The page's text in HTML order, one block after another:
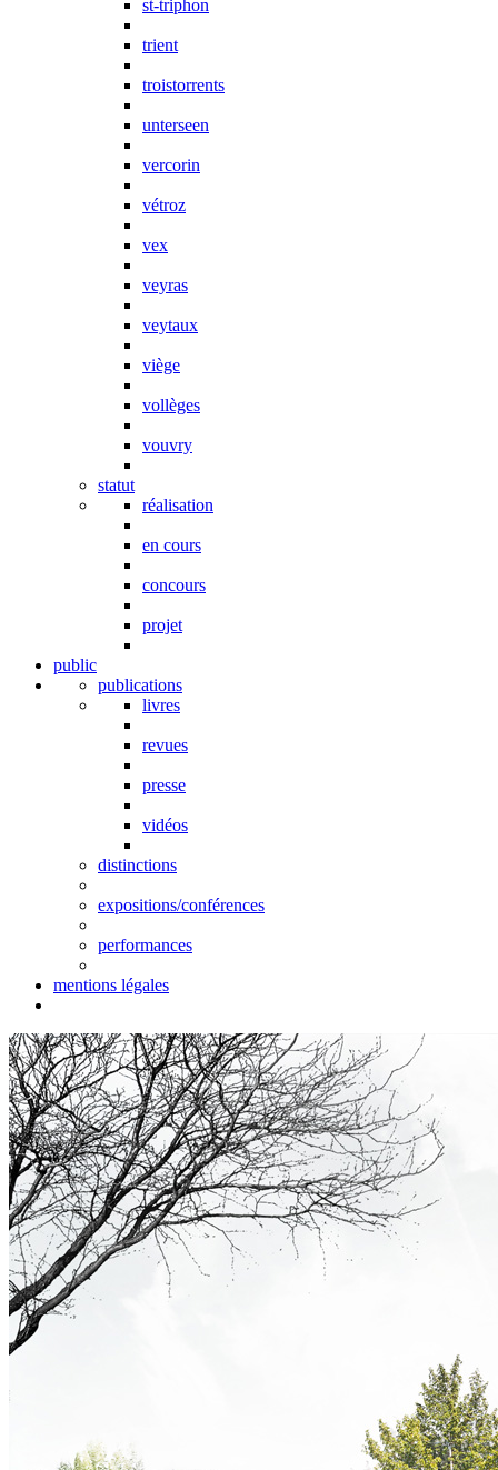
st-triphon
trient
troistorrents
unterseen
vercorin
vétroz
vex
veyras
veytaux
viège
vollèges
vouvry
statut
réalisation
en cours
concours
projet
public
publications
livres
revues
presse
vidéos
distinctions
expositions/conférences
performances
mentions légales